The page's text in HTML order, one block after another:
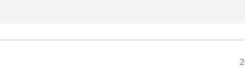
ます。これからもお客様に喜ばれるサービスの提供が